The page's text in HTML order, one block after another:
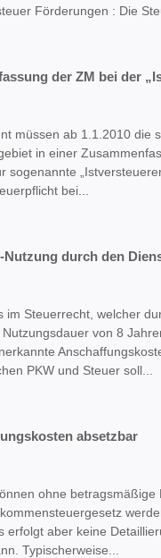
Förderungen : Die
der ZM bei der
müssen ab 1.1.2010 die
in einer
bei...
durch den
im Steuerrecht, welcher
von 8
PKW und Steuer soll...
absetzbar
ohne
erfolgt aber keine
Typischerweise...